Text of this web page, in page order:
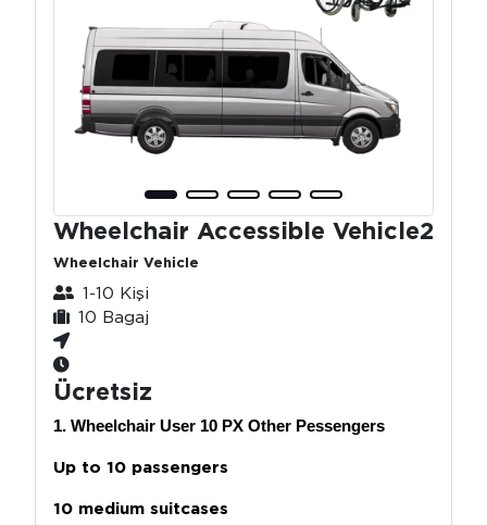
Wheelchair Accessible Vehicle2
Wheelchair Vehicle
1-10 Kişi
10 Bagaj
Ücretsiz
1. Wheelchair User 10 PX Other Pessengers
Up to 10 passengers
10 medium suitcases